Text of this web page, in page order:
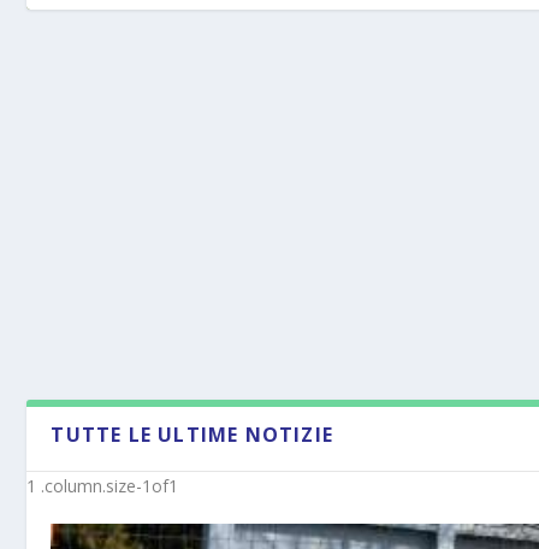
TUTTE LE ULTIME NOTIZIE